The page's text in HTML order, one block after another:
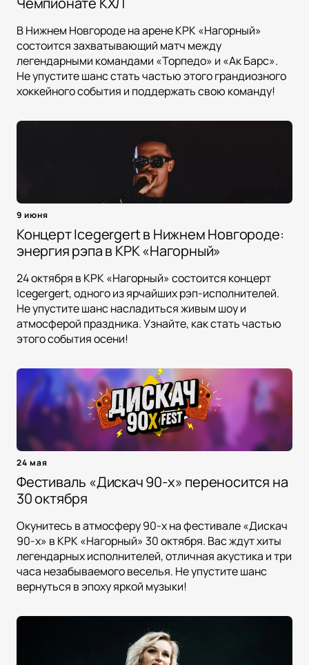
В Нижнем Новгороде на арене КРК «Нагорный»
состоится захватывающий матч между
легендарными командами «Торпедо» и «Ак Барс».
Не упустите шанс стать частью этого грандиозного
хоккейного события и поддержать свою команду!
9 июня
Концерт Icegergert в Нижнем Новгороде:
энергия рэпа в КРК «Нагорный»
24 октября в КРК «Нагорный» состоится концерт
Icegergert, одного из ярчайших рэп-исполнителей.
Не упустите шанс насладиться живым шоу и
атмосферой праздника. Узнайте, как стать частью
этого события осени!
24 мая
Фестиваль «Дискач 90-х» переносится на
30 октября
Окунитесь в атмосферу 90-х на фестивале «Дискач
90-х» в КРК «Нагорный» 30 октября. Вас ждут хиты
легендарных исполнителей, отличная акустика и три
часа незабываемого веселья. Не упустите шанс
вернуться в эпоху яркой музыки!